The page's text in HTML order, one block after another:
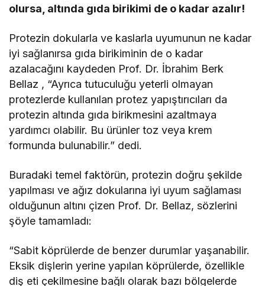
olursa, altında gıda birikimi de o kadar azalır!
Protezin dokularla ve kaslarla uyumunun ne kadar
iyi sağlanırsa gıda birikiminin de o kadar
azalacağını kaydeden Prof. Dr. İbrahim Berk
Bellaz , “Ayrıca tutuculuğu yeterli olmayan
protezlerde kullanılan protez yapıştırıcıları da
protezin altında gıda birikmesini azaltmaya
yardımcı olabilir. Bu ürünler toz veya krem
formunda bulunabilir.” dedi.
Buradaki temel faktörün, protezin doğru şekilde
yapılması ve ağız dokularına iyi uyum sağlaması
olduğunun altını çizen Prof. Dr. Bellaz, sözlerini
şöyle tamamladı:
“Sabit köprülerde de benzer durumlar yaşanabilir.
Eksik dişlerin yerine yapılan köprülerde, özellikle
diş eti çekilmesine bağlı olarak bazı bölgelerde